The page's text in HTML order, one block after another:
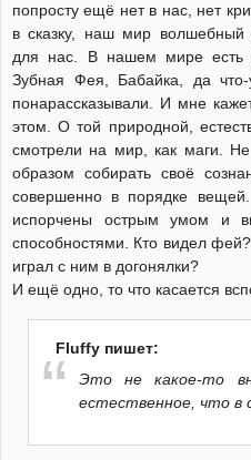
попросту ещё нет в нас, нет
в сказку, наш мир
для нас. В нашем мире
Зубная Фея, Бабайка, да
понарассказывали. И мне
этом. О той природной,
смотрели на мир, как маги.
образом собирать своё
совершенно в порядке
испорчены острым умом и
способностями. Кто видел
играл с ним в догонялки?
И ещё одно, то что касается
Fluffy пишет:
Это не какое-то
естественное, что в